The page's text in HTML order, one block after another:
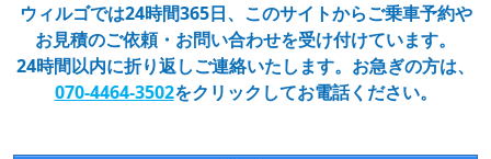
ウィルゴでは24時間365日、このサイトからご乗車予約や
お見積のご依頼・お問い合わせを受け付けています。
24時間以内に折り返しご連絡いたします。お急ぎの方は、
070-4464-3502をクリックしてお電話ください。